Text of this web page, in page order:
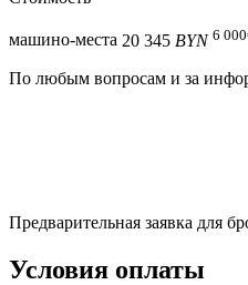
машино-места 20 345 BYN 6 000
По любым вопросам и за
Предварительная заявка для
Условия оплаты